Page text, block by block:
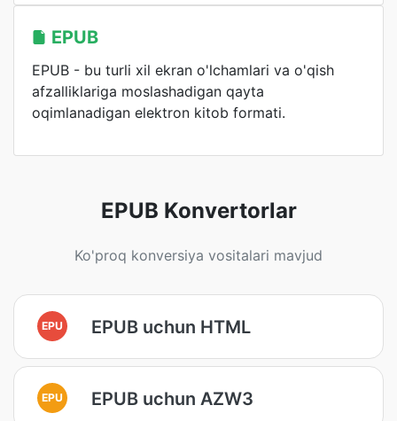
EPUB
EPUB - bu turli xil ekran o'lchamlari va o'qish
afzalliklariga moslashadigan qayta
oqimlanadigan elektron kitob formati.
EPUB Konvertorlar
Ko'proq konversiya vositalari mavjud
EPU EPUB uchun HTML
EPU EPUB uchun AZW3